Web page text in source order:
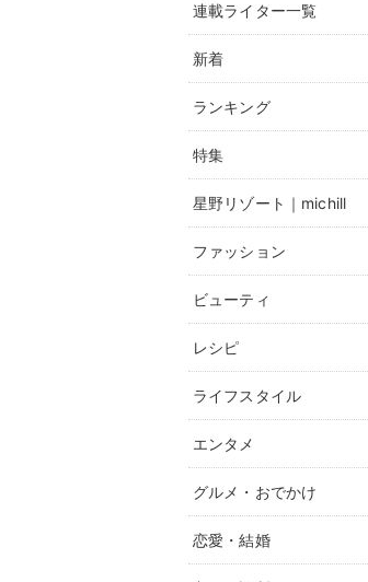
連載ライター一覧
新着
ランキング
特集
星野リゾート｜michill
ファッション
ビューティ
レシピ
ライフスタイル
エンタメ
グルメ・おでかけ
恋愛・結婚